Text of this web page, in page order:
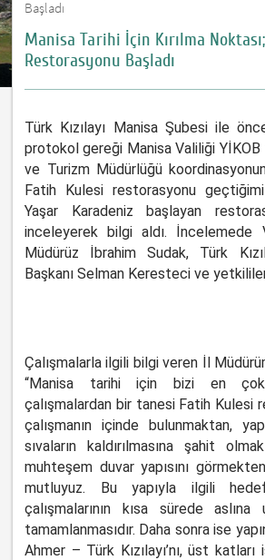
Başladı
Manisa Tarihi İçin Kırılma
Restorasyonu Başladı
Türk Kızılayı Manisa Şubesi ile
protokol gereği Manisa Valiliği
ve Turizm Müdürlüğü
Fatih Kulesi restorasyonu
Yaşar Karadeniz başlayan
inceleyerek bilgi aldı. İncelemede
Müdürüz İbrahim Sudak, Türk
Başkanı Selman Keresteci ve
Çalışmalarla ilgili bilgi veren İl
“Manisa tarihi için bizi en çok
çalışmalardan bir tanesi Fatih Kulesi
çalışmanın içinde bulunmaktan,
sıvaların kaldırılmasına şahit
muhteşem duvar yapısını
mutluyuz. Bu yapıyla ilgili
çalışmalarının kısa sürede
tamamlanmasıdır. Daha sonra ise
Ahmer – Türk Kızılayı’nı, üst katları